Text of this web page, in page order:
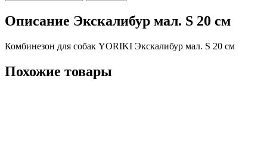
Описание Экскалибур мал. S 20 см
Комбинезон для собак YORIKI Экскалибур мал. S 20 см
Похожие товары